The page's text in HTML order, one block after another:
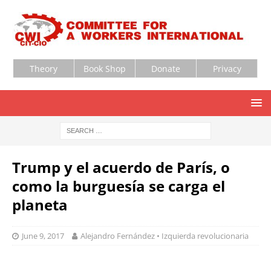
Theory Book Shop Donate Privacy
Trump y el acuerdo de París, o
como la burguesía se carga el
planeta
June 9, 2017 Alejandro Fernández • Izquierda revolucionaria